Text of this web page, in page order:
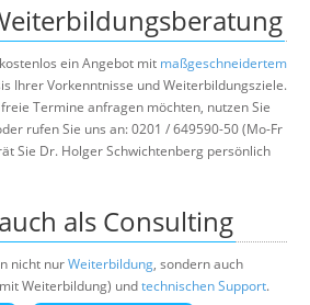
ein Angebot mit maßgeschneidertem
Ihrer Vorkenntnisse und Weiterbildungsziele.
Termine anfragen möchten, nutzen Sie
rufen Sie uns an: 0201 / 649590-50 (Mo-Fr
Sie Dr. Holger Schwichtenberg persönlich
als Consulting
nicht nurWeiterbildung, sondern auch
Weiterbildung) undtechnischen Support.